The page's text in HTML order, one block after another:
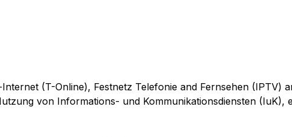
(T-Online), Festnetz Telefonie and Fernsehen (IPTV)
von Informations- und Kommunikationsdiensten